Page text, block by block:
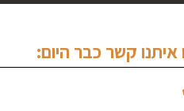
איתנו קשר כבר היום: